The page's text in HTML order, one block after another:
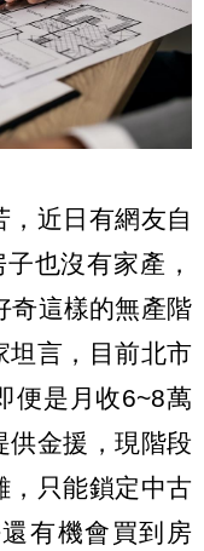
，近日有網友自
子也沒有家產，
奇這樣的無產階
坦言，目前北市
便是月收6~8萬
供金援，現階段
，只能鎖定中古
有機會買到房